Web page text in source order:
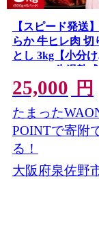
【スピード発送
らか 牛ヒレ肉 切
とし 3kg【小分け
500g×6P 氷温熟
製ダレ サイズ不
ステーキ ひと口
ズ カット済み】
mrz0278
25,000 円
たまった
POINTで寄附
る！
大阪府泉佐野